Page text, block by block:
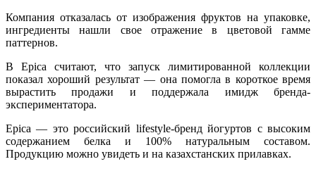
Компания отказалась от изображения фруктов на упаковке,
ингредиенты нашли свое отражение в цветовой гамме
паттернов.
В Epica считают, что запуск лимитированной коллекции
показал хороший результат — она помогла в короткое время
вырастить продажи и поддержала имидж бренда-
экспериментатора.
Epica — это российский lifestyle-бренд йогуртов с высоким
содержанием белка и 100% натуральным составом.
Продукцию можно увидеть и на казахстанских прилавках.